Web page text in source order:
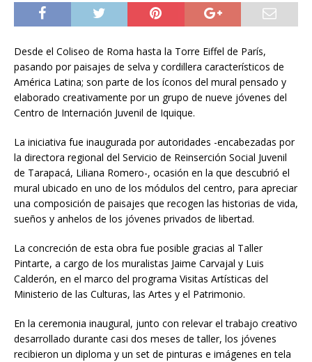
Desde el Coliseo de Roma hasta la Torre Eiffel de París,
pasando por paisajes de selva y cordillera característicos de
América Latina; son parte de los íconos del mural pensado y
elaborado creativamente por un grupo de nueve jóvenes del
Centro de Internación Juvenil de Iquique.
La iniciativa fue inaugurada por autoridades -encabezadas por
la directora regional del Servicio de Reinserción Social Juvenil
de Tarapacá, Liliana Romero-, ocasión en la que descubrió el
mural ubicado en uno de los módulos del centro, para apreciar
una composición de paisajes que recogen las historias de vida,
sueños y anhelos de los jóvenes privados de libertad.
La concreción de esta obra fue posible gracias al Taller
Pintarte, a cargo de los muralistas Jaime Carvajal y Luis
Calderón, en el marco del programa Visitas Artísticas del
Ministerio de las Culturas, las Artes y el Patrimonio.
En la ceremonia inaugural, junto con relevar el trabajo creativo
desarrollado durante casi dos meses de taller, los jóvenes
recibieron un diploma y un set de pinturas e imágenes en tela